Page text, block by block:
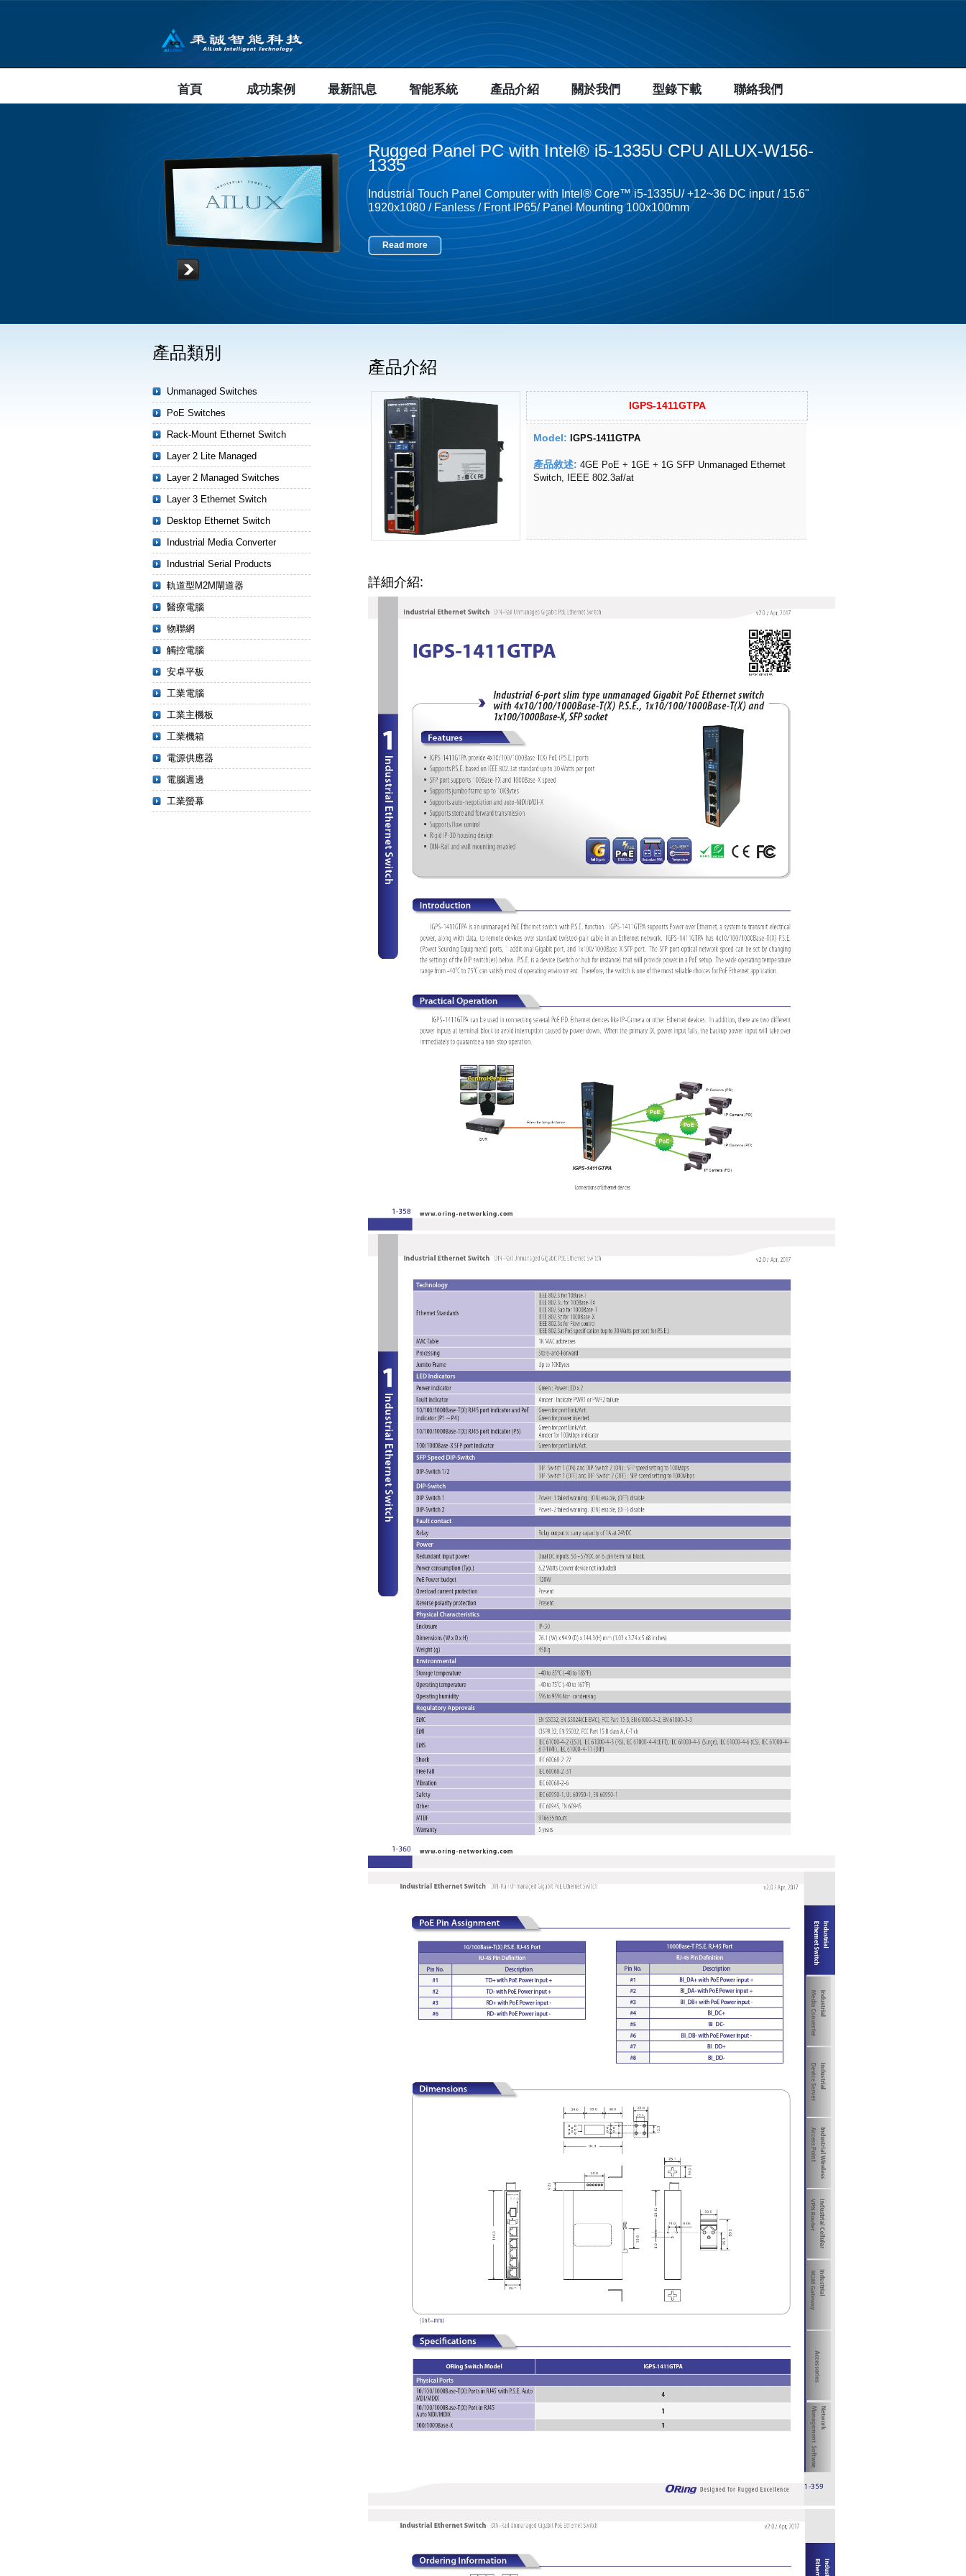
首頁 成功案例 最新訊息 智能系統 產品介紹 關於我們 型錄下載 聯絡我們
Rugged Panel PC with Intel® i5-1335U CPU AILUX-W156-
1335
Industrial Touch Panel Computer with Intel® Core™ i5-1335U/ +12~36 DC input / 15.6"
1920x1080 / Fanless / Front IP65/ Panel Mounting 100x100mm
Read more
產品介紹
IGPS-1411GTPA
Model: IGPS-1411GTPA
產品敘述: 4GE PoE + 1GE + 1G SFP Unmanaged Ethernet
Switch, IEEE 802.3af/at
詳細介紹:
產品類別
Unmanaged Switches
PoE Switches
Rack-Mount Ethernet Switch
Layer 2 Lite Managed
Layer 2 Managed Switches
Layer 3 Ethernet Switch
Desktop Ethernet Switch
Industrial Media Converter
Industrial Serial Products
軌道型M2M閘道器
醫療電腦
物聯網
觸控電腦
安卓平板
工業電腦
工業主機板
工業機箱
電源供應器
電腦週邊
工業螢幕